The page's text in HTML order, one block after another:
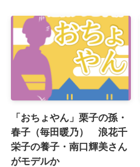
「おちょやん」栗子の孫・
春子（毎田暖乃） 浪花千
栄子の養子・南口輝美さん
がモデルか